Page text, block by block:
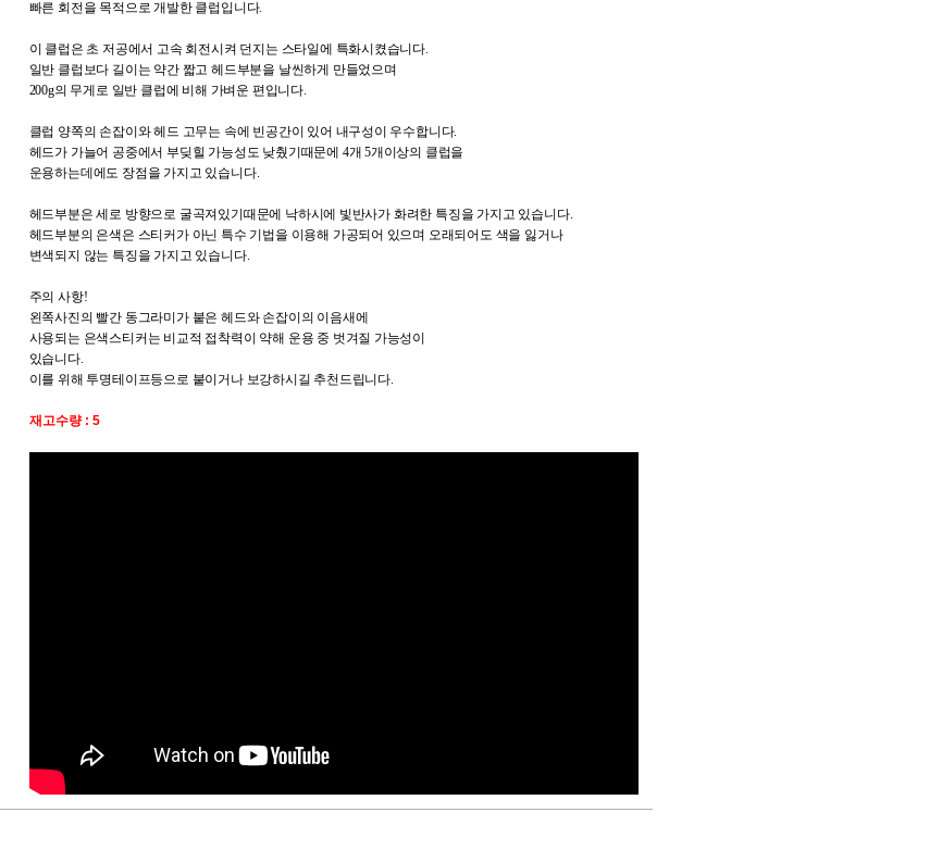
빠른 회전을 목적으로 개발한 클럽입니다.
이 클럽은 초 저공에서 고속 회전시켜 던지는 스타일에 특화시켰습니다.
일반 클럽보다 길이는 약간 짧고 헤드부분을 날씬하게 만들었으며
200g의 무게로 일반 클럽에 비해 가벼운 편입니다.
클럽 양쪽의 손잡이와 헤드 고무는 속에 빈공간이 있어 내구성이 우수합니다.
헤드가 가늘어 공중에서 부딪힐 가능성도 낮췄기때문에 4개 5개이상의 클럽을
운용하는데에도 장점을 가지고 있습니다.
헤드부분은 세로 방향으로 굴곡져있기때문에 낙하시에 빛반사가 화려한 특징을 가지고 있습니다.
헤드부분의 은색은 스티커가 아닌 특수 기법을 이용해 가공되어 있으며 오래되어도 색을 잃거나
변색되지 않는 특징을 가지고 있습니다.
주의 사항!
왼쪽사진의 빨간 동그라미가 붙은 헤드와 손잡이의 이음새에
사용되는 은색스티커는 비교적 접착력이 약해 운용 중 벗겨질 가능성이
있습니다.
이를 위해 투명테이프등으로 붙이거나 보강하시길 추천드립니다.
재고수량 : 5